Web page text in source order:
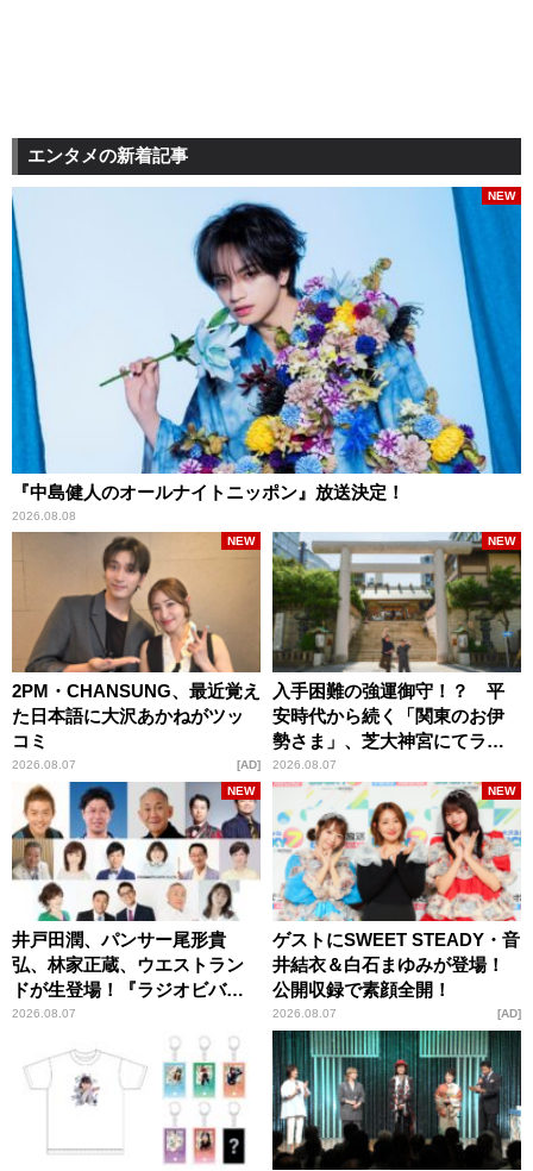
エンタメの新着記事
『中島健人のオールナイトニッポン』放送決定！
2026.08.08
NEW
2PM・CHANSUNG、最近覚え
た日本語に大沢あかねがツッ
コミ
2026.08.07
NEW
AD
入手困難の強運御守！？ 平
安時代から続く「関東のお伊
勢さま」、芝大神宮にてラン
パンプスが合格祈願！
2026.08.07
NEW
井戸田潤、パンサー尾形貴
弘、林家正蔵、ウエストラン
ドが生登場！『ラジオビバリ
ー昼ズ』
2026.08.07
NEW
ゲストにSWEET STEADY・音
井結衣＆白石まゆみが登場！
公開収録で素顔全開！
2026.08.07
NEW
AD